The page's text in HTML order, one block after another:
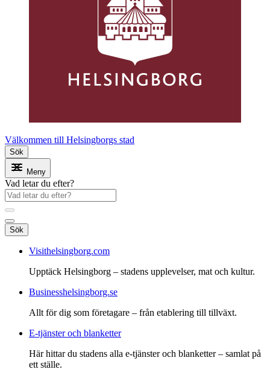
Välkommen till Helsingborgs stad
Sök
Meny
Vad letar du efter?
Sök
Visithelsingborg.com
Upptäck Helsingborg – stadens upplevelser, mat och kultur.
Businesshelsingborg.se
Allt för dig som företagare – från etablering till tillväxt.
E-tjänster och blanketter
Här hittar du stadens alla e-tjänster och blanketter – samlat på
ett ställe.